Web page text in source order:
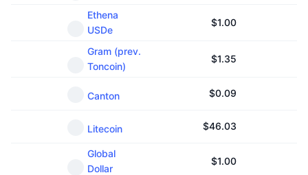
ICO-kalender
Hendelseskalender
Ethena
USDe
$1.00
Gram (prev.
Toncoin)
$1.35
Canton $0.09
Litecoin $46.03
Global
Dollar
$1.00